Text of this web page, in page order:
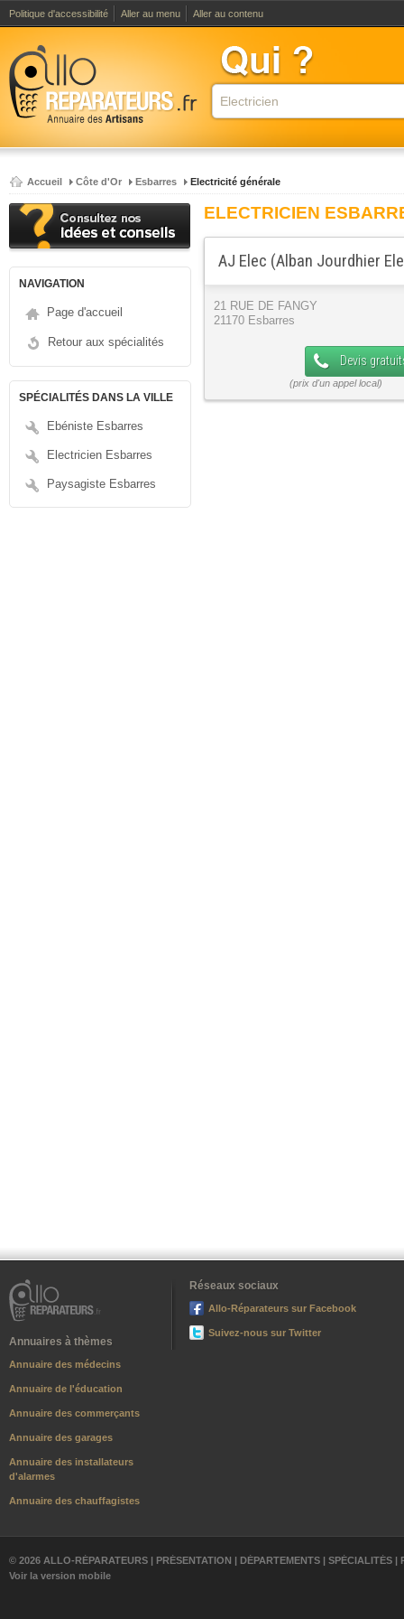
Politique d'accessibilité Aller au menu Aller au contenu
Accueil Côte d'Or Esbarres Electricité générale
NAVIGATION
Page d'accueil
Retour aux spécialités
SPÉCIALITÉS DANS LA VILLE
Ebéniste Esbarres
Electricien Esbarres
Paysagiste Esbarres
ELECTRICIEN
AJ Elec (Alban Jourdhier
21 RUE DE FANGY
21170 Esbarres
Devis
Annuaires à thèmes
Annuaire des médecins
Annuaire de l'éducation
Annuaire des commerçants
Annuaire des garages
Annuaire des installateurs
d'alarmes
Annuaire des chauffagistes
Réseaux sociaux
Allo-Réparateurs sur Facebook
Suivez-nous sur Twitter
© 2026 ALLO-RÉPARATEURS | PRÉSENTATION | DÉPARTEMENTS | SPÉCIALITÉS |
Voir la version mobile